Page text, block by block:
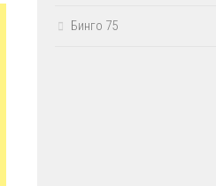
Бинго 75